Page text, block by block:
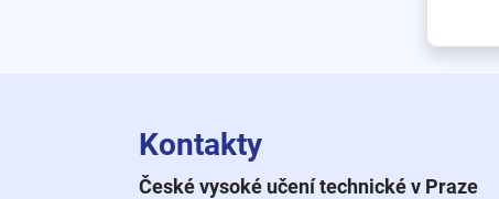
Kontakty
České vysoké učení technické v Praze